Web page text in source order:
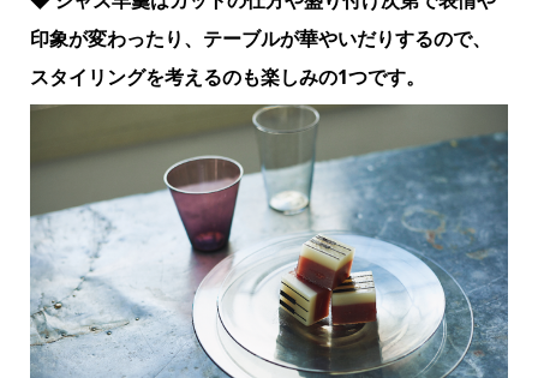
印象が変わったり、テーブルが華やいだりするので、
スタイリングを考えるのも楽しみの1つです。